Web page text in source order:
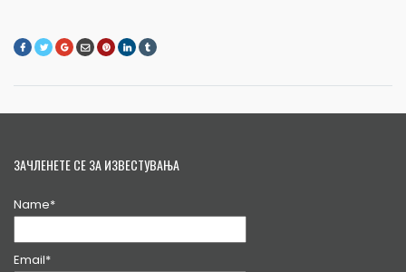
ЗАЧЛЕНЕТЕ СЕ ЗА ИЗВЕСТУВАЊА
Name*
Email*